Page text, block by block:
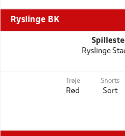
Ryslinge BK
Ryslinge
Trøje
Rød
Shorts
Sort